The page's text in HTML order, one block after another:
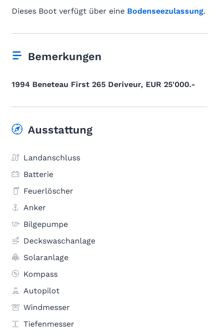
Dieses Boot verfügt über eine Bodenseezulassung.
Bemerkungen
1994 Beneteau First 265 Deriveur, EUR 25'000.-
Ausstattung
Landanschluss
Batterie
Feuerlöscher
Anker
Bilgepumpe
Deckswaschanlage
Solaranlage
Kompass
Autopilot
Windmesser
Tiefenmesser